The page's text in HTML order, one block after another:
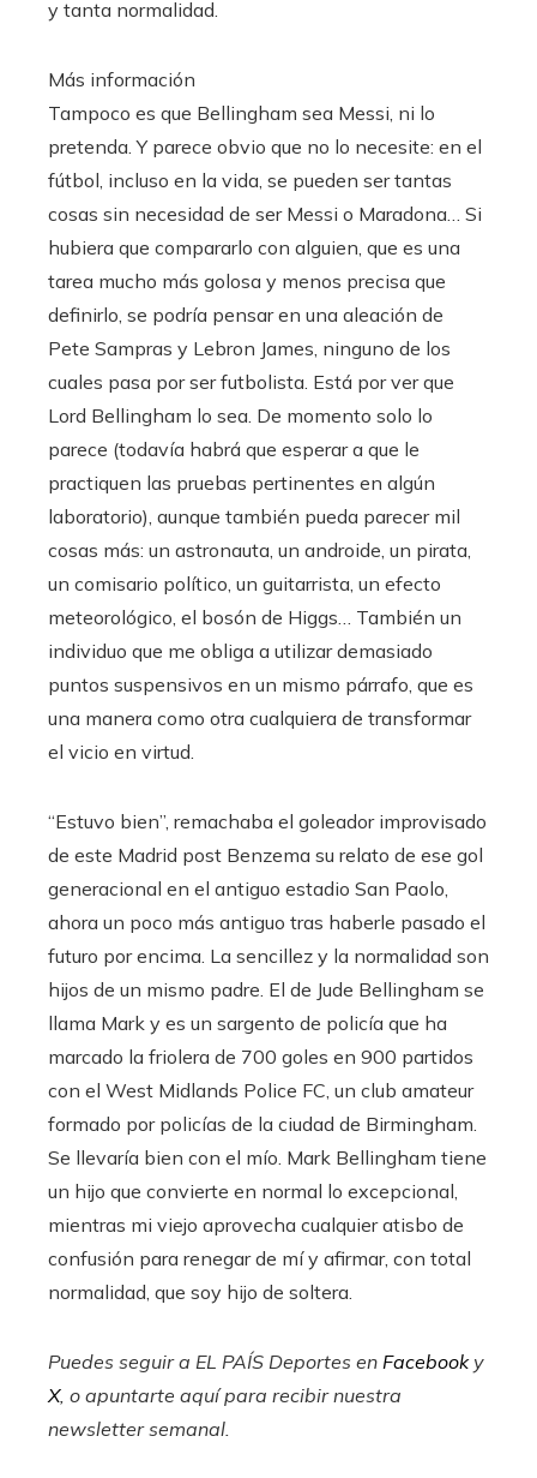
y tanta normalidad.
Más información
Tampoco es que Bellingham sea Messi, ni lo
pretenda. Y parece obvio que no lo necesite: en el
fútbol, incluso en la vida, se pueden ser tantas
cosas sin necesidad de ser Messi o Maradona… Si
hubiera que compararlo con alguien, que es una
tarea mucho más golosa y menos precisa que
definirlo, se podría pensar en una aleación de
Pete Sampras y Lebron James, ninguno de los
cuales pasa por ser futbolista. Está por ver que
Lord Bellingham lo sea. De momento solo lo
parece (todavía habrá que esperar a que le
practiquen las pruebas pertinentes en algún
laboratorio), aunque también pueda parecer mil
cosas más: un astronauta, un androide, un pirata,
un comisario político, un guitarrista, un efecto
meteorológico, el bosón de Higgs… También un
individuo que me obliga a utilizar demasiado
puntos suspensivos en un mismo párrafo, que es
una manera como otra cualquiera de transformar
el vicio en virtud.
“Estuvo bien”, remachaba el goleador improvisado
de este Madrid post Benzema su relato de ese gol
generacional en el antiguo estadio San Paolo,
ahora un poco más antiguo tras haberle pasado el
futuro por encima. La sencillez y la normalidad son
hijos de un mismo padre. El de Jude Bellingham se
llama Mark y es un sargento de policía que ha
marcado la friolera de 700 goles en 900 partidos
con el West Midlands Police FC, un club amateur
formado por policías de la ciudad de Birmingham.
Se llevaría bien con el mío. Mark Bellingham tiene
un hijo que convierte en normal lo excepcional,
mientras mi viejo aprovecha cualquier atisbo de
confusión para renegar de mí y afirmar, con total
normalidad, que soy hijo de soltera.
Puedes seguir a EL PAÍS Deportes en Facebooky
X, o apuntarte aquí para recibirnuestra
newsletter semanal